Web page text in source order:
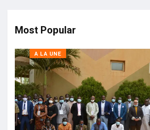
Most Popular
A LA UNE